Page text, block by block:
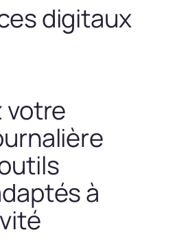
digitaux
votre
à